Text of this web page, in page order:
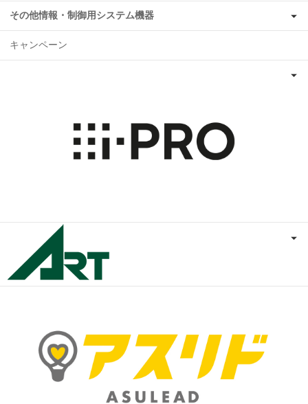
その他情報・制御用システム機器
キャンペーン